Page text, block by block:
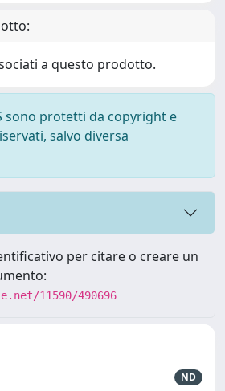
a questo prodotto.
sono protetti da copyright e
salvo diversa
per citare o creare un
11590/490696
ND